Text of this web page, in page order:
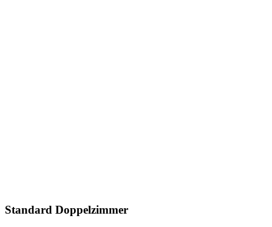
Standard Doppelzimmer